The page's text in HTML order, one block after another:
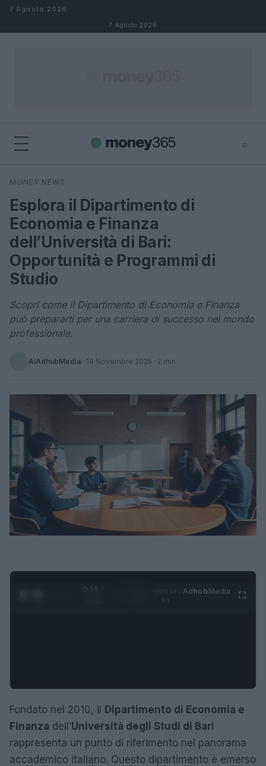
Salta al contenuto
7 Agosto 2026
7 Agosto 2026
⌕
Cerca
MONEY NEWS
Esplora il Dipartimento di
Economia e Finanza
dell’Università di Bari:
Opportunità e Programmi di
Studio
Scopri come il Dipartimento di Economia e Finanza
può prepararti per una carriera di successo nel mondo
professionale.
AiAdhubMedia · 14 Novembre 2025 · 2 min
0:05 /
AdhubMedia
Fondato nel 2010, il Dipartimento di Economia e
Finanza dell’Università degli Studi di Bari
rappresenta un punto di riferimento nel panorama
accademico italiano. Questo dipartimento è emerso